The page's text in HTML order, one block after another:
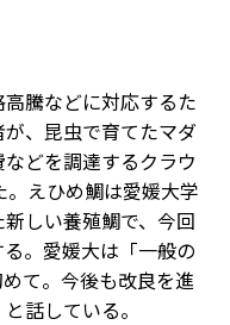
騰などに対応するた
、昆虫で育てたマダ
どを調達するクラウ
。えひめ鯛は愛媛大学
しい養殖鯛で、今回
。愛媛大は「一般の
て。今後も改良を進
話している。